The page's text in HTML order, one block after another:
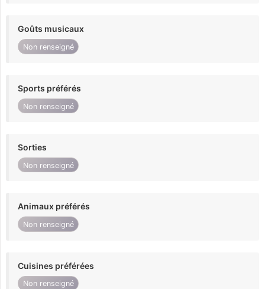
Goûts musicaux
Non renseigné
Sports préférés
Non renseigné
Sorties
Non renseigné
Animaux préférés
Non renseigné
Cuisines préférées
Non renseigné